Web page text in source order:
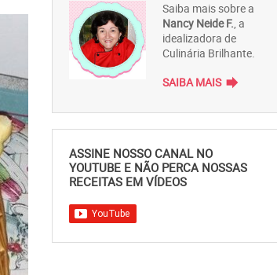
Saiba mais sobre a
Nancy Neide F., a
idealizadora de
Culinária Brilhante.
SAIBA MAIS forward
ASSINE NOSSO CANAL NO
YOUTUBE E NÃO PERCA NOSSAS
RECEITAS EM VÍDEOS